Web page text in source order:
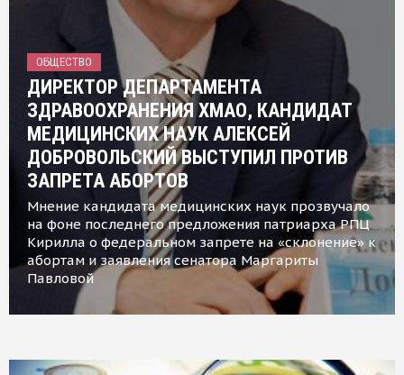
ОБЩЕСТВО
ДИРЕКТОР ДЕПАРТАМЕНТА
ЗДРАВООХРАНЕНИЯ ХМАО, КАНДИДАТ
МЕДИЦИНСКИХ НАУК АЛЕКСЕЙ
ДОБРОВОЛЬСКИЙ ВЫСТУПИЛ ПРОТИВ
ЗАПРЕТА АБОРТОВ
Мнение кандидата медицинских наук прозвучало
на фоне последнего предложения патриарха РПЦ
Кирилла о федеральном запрете на «склонение» к
абортам и заявления сенатора Маргариты
Павловой